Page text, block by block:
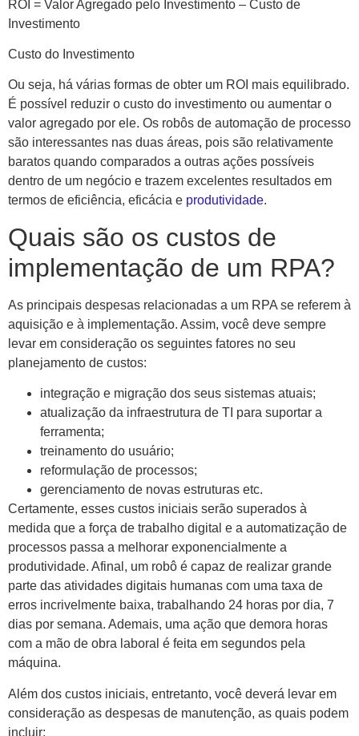
ROI = Valor Agregado pelo Investimento – Custo de
Investimento
Custo do Investimento
Ou seja, há várias formas de obter um ROI mais equilibrado.
É possível reduzir o custo do investimento ou aumentar o
valor agregado por ele. Os robôs de automação de processo
são interessantes nas duas áreas, pois são relativamente
baratos quando comparados a outras ações possíveis
dentro de um negócio e trazem excelentes resultados em
termos de eficiência, eficácia e produtividade.
Quais são os custos de
implementação de um RPA?
As principais despesas relacionadas a um RPA se referem à
aquisição e à implementação. Assim, você deve sempre
levar em consideração os seguintes fatores no seu
planejamento de custos:
integração e migração dos seus sistemas atuais;
atualização da infraestrutura de TI para suportar a
ferramenta;
treinamento do usuário;
reformulação de processos;
gerenciamento de novas estruturas etc.
Certamente, esses custos iniciais serão superados à
medida que a força de trabalho digital e a automatização de
processos passa a melhorar exponencialmente a
produtividade. Afinal, um robô é capaz de realizar grande
parte das atividades digitais humanas com uma taxa de
erros incrivelmente baixa, trabalhando 24 horas por dia, 7
dias por semana. Ademais, uma ação que demora horas
com a mão de obra laboral é feita em segundos pela
máquina.
Além dos custos iniciais, entretanto, você deverá levar em
consideração as despesas de manutenção, as quais podem
incluir: